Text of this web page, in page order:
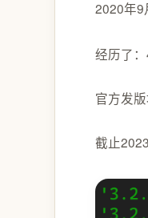
2020年9
经历了
官方发
截止